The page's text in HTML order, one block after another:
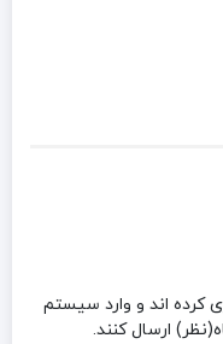
کرده اند و وارد سیستم
ارسال کنند.